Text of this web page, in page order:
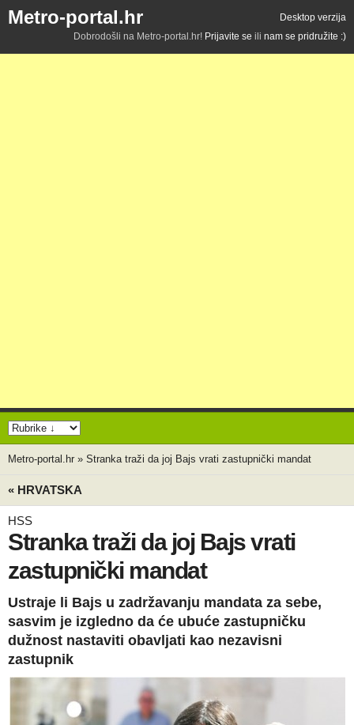
Metro-portal.hr
Desktop verzija
Dobrodošli na Metro-portal.hr! Prijavite se ili nam se pridružite :)
Metro-portal.hr » Stranka traži da joj Bajs vrati zastupnički mandat
« HRVATSKA
HSS
Stranka traži da joj Bajs vrati
zastupnički mandat
Ustraje li Bajs u zadržavanju mandata za sebe,
sasvim je izgledno da će ubuće zastupničku
dužnost nastaviti obavljati kao nezavisni
zastupnik